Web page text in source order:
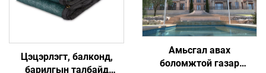
Цэцэрлэгт, балконд,
барилгын талбайд
Амьсгал авах
боломжтой газар